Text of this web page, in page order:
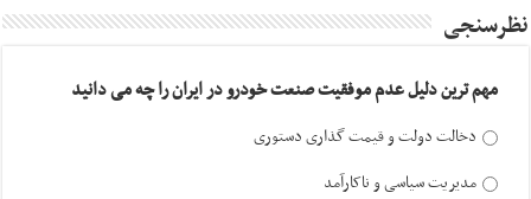
نظرسنجی
مهم ترین دلیل عدم موفقیت صنعت خودرو در ایران را چه می دانید
دخالت دولت و قیمت گذاری دستوری
مدیریت سیاسی و ناکارآمد